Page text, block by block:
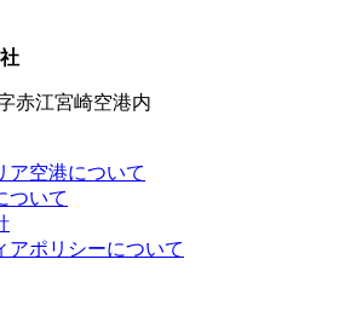
赤江宮崎空港内
ア空港について
ついて
アポリシーについて